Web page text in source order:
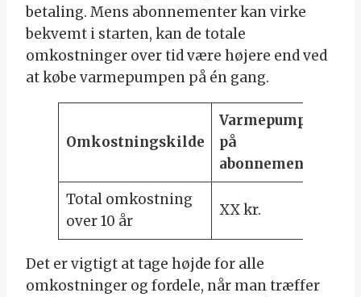
betaling. Mens abonnementer kan virke
bekvemt i starten, kan de totale
omkostninger over tid være højere end ved
at købe varmepumpen på én gang.
Omkostningskilde
Varmepumpe
på
abonnement
Total omkostning
over 10 år
XX kr.
Det er vigtigt at tage højde for alle
omkostninger og fordele, når man træffer